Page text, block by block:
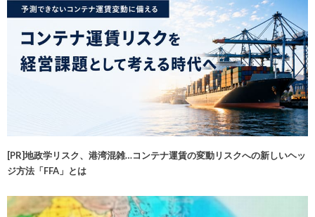
[PR]地政学リスク、港湾混雑…コンテナ運賃の変動リスクへの新しいヘッ
ジ方法「FFA」とは